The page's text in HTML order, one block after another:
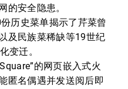
的安全隐患。
历史菜单揭示了芹菜曾
及民族菜稀缺等19世纪
变迁。
的网页嵌入式火
匿名偶遇并发送阅后即